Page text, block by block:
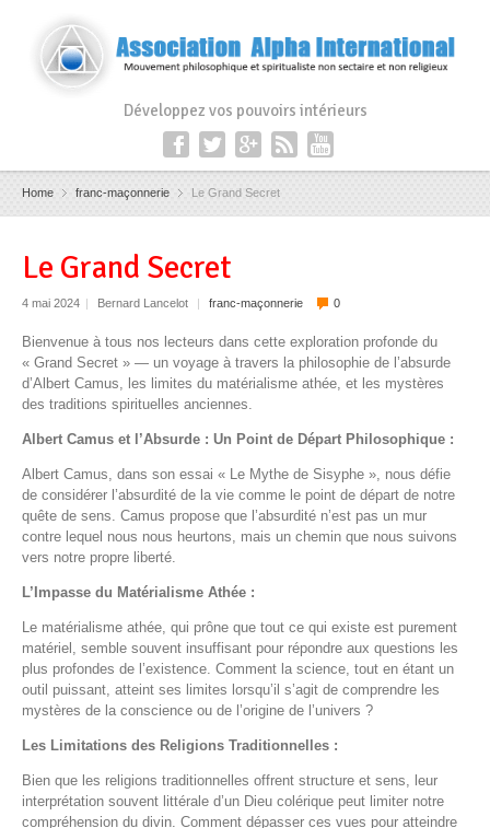
Développez vos pouvoirs intérieurs
Home franc-maçonnerie Le Grand Secret
Le Grand Secret
4 mai 2024 | Bernard Lancelot | franc-maçonnerie 0
Bienvenue à tous nos lecteurs dans cette exploration profonde du
« Grand Secret » — un voyage à travers la philosophie de l’absurde
d’Albert Camus, les limites du matérialisme athée, et les mystères
des traditions spirituelles anciennes.
Albert Camus et l’Absurde : Un Point de Départ Philosophique :
Albert Camus, dans son essai « Le Mythe de Sisyphe », nous défie
de considérer l’absurdité de la vie comme le point de départ de notre
quête de sens. Camus propose que l’absurdité n’est pas un mur
contre lequel nous nous heurtons, mais un chemin que nous suivons
vers notre propre liberté.
L’Impasse du Matérialisme Athée :
Le matérialisme athée, qui prône que tout ce qui existe est purement
matériel, semble souvent insuffisant pour répondre aux questions les
plus profondes de l’existence. Comment la science, tout en étant un
outil puissant, atteint ses limites lorsqu’il s’agit de comprendre les
mystères de la conscience ou de l’origine de l’univers ?
Les Limitations des Religions Traditionnelles :
Bien que les religions traditionnelles offrent structure et sens, leur
interprétation souvent littérale d’un Dieu colérique peut limiter notre
compréhension du divin. Comment dépasser ces vues pour atteindre